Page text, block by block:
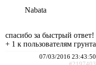
Nabata
спасибо за быстрый ответ!
+ 1 к пользователям грунта
07/03/2016 23:43:50